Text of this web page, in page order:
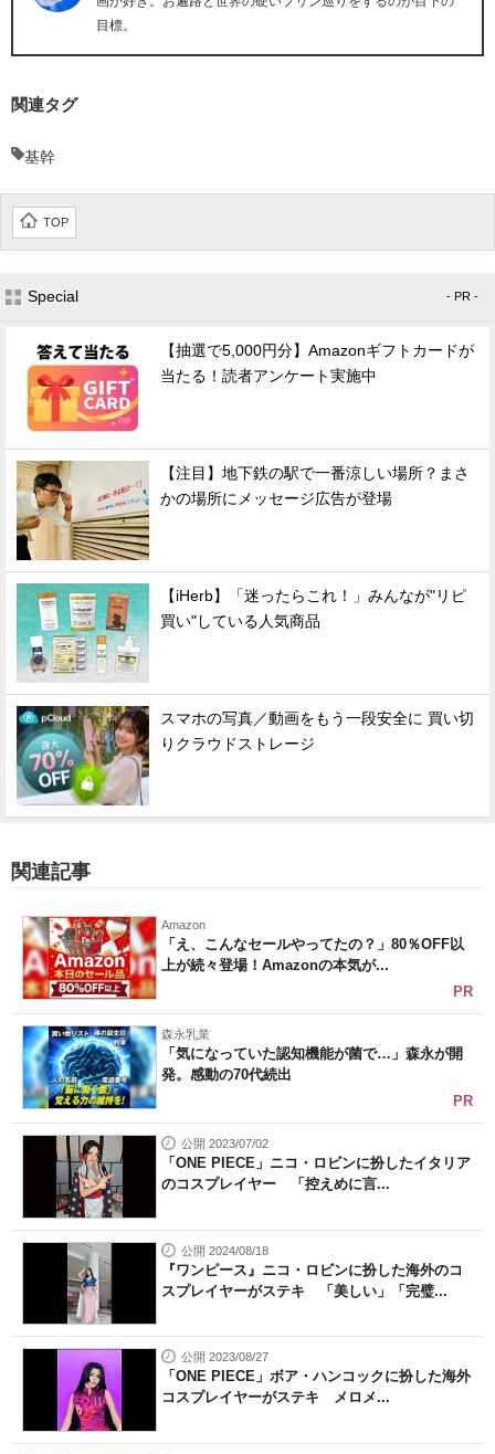
目標。
関連タグ
基幹
TOP
Special - PR -
【抽選で5,000円分】Amazonギフトカードが
当たる！読者アンケート実施中
【注目】地下鉄の駅で一番涼しい場所？まさ
かの場所にメッセージ広告が登場
【iHerb】「迷ったらこれ！」みんなが"リピ
買い"している人気商品
スマホの写真／動画をもう一段安全に 買い切
りクラウドストレージ
関連記事
Amazon
「え、こんなセールやってたの？」80％OFF以
上が続々登場！Amazonの本気が...
PR
森永乳業
「気になっていた認知機能が菌で…」森永が開
発。感動の70代続出
PR
公開 2023/07/02
「ONE PIECE」ニコ・ロビンに扮したイタリア
のコスプレイヤー 「控えめに言...
公開 2024/08/18
『ワンピース』ニコ・ロビンに扮した海外のコ
スプレイヤーがステキ 「美しい」「完璧...
公開 2023/08/27
「ONE PIECE」ボア・ハンコックに扮した海外
コスプレイヤーがステキ メロメ...